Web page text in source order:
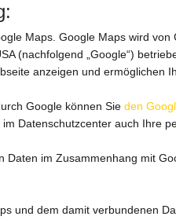
Maps. Google Maps wird von
(nachfolgend „Google“)
anzeigen und ermöglichen
Google können Sie den
Datenschutzcenter auch Ihre
Daten im Zusammenhang mit
und dem damit verbundenen